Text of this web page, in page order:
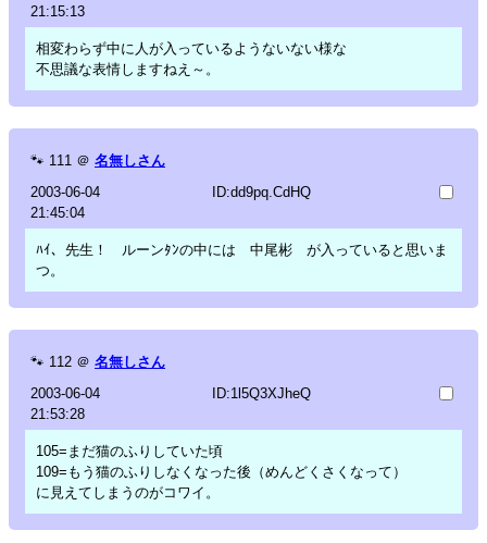
21:15:13
相変わらず中に人が入っているようないない様な
不思議な表情しますねえ～。
🐾 111 ＠ 名無しさん
2003-06-04
21:45:04
ID:dd9pq.CdHQ
ﾊｲ、先生！ ルーンﾀﾝの中には 中尾彬 が入っていると思いま
つ。
🐾 112 ＠ 名無しさん
2003-06-04
21:53:28
ID:1l5Q3XJheQ
105=まだ猫のふりしていた頃
109=もう猫のふりしなくなった後（めんどくさくなって）
に見えてしまうのがコワイ。